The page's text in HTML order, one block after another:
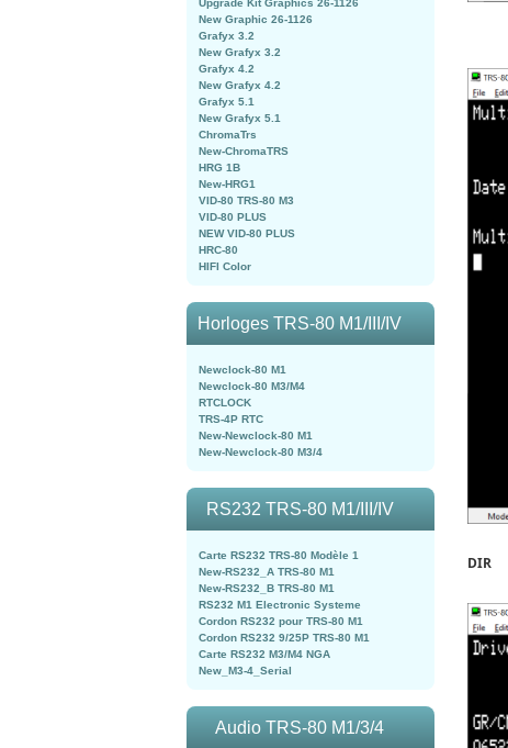
Upgrade Kit Graphics 26-1126
New Graphic 26-1126
Grafyx 3.2
New Grafyx 3.2
Grafyx 4.2
New Grafyx 4.2
Grafyx 5.1
New Grafyx 5.1
ChromaTrs
New-ChromaTRS
HRG 1B
New-HRG1
VID-80 TRS-80 M3
VID-80 PLUS
NEW VID-80 PLUS
HRC-80
HIFI Color
Horloges TRS-80 M1/III/IV
Newclock-80 M1
Newclock-80 M3/M4
RTCLOCK
TRS-4P RTC
New-Newclock-80 M1
New-Newclock-80 M3/4
RS232 TRS-80 M1/III/IV
Carte RS232 TRS-80 Modèle 1
New-RS232_A TRS-80 M1
New-RS232_B TRS-80 M1
RS232 M1 Electronic Systeme
Cordon RS232 pour TRS-80 M1
Cordon RS232 9/25P TRS-80 M1
Carte RS232 M3/M4 NGA
New_M3-4_Serial
Audio TRS-80 M1/3/4
DIR